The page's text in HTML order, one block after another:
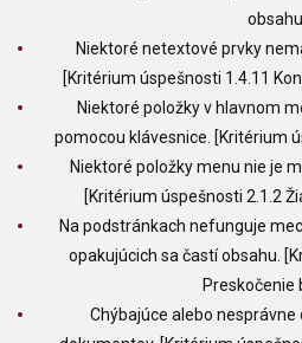
Niektoré netextové prvky
[Kritérium úspešnosti 1.4.11
Niektoré položky v hlavnom
pomocou klávesnice. [Kritérium
Niektoré položky menu nie je
[Kritérium úspešnosti 2.1.2
Na podstránkach nefunguje
opakujúcich sa častí obsahu.
Preskočenie
Chýbajúce alebo nesprávne